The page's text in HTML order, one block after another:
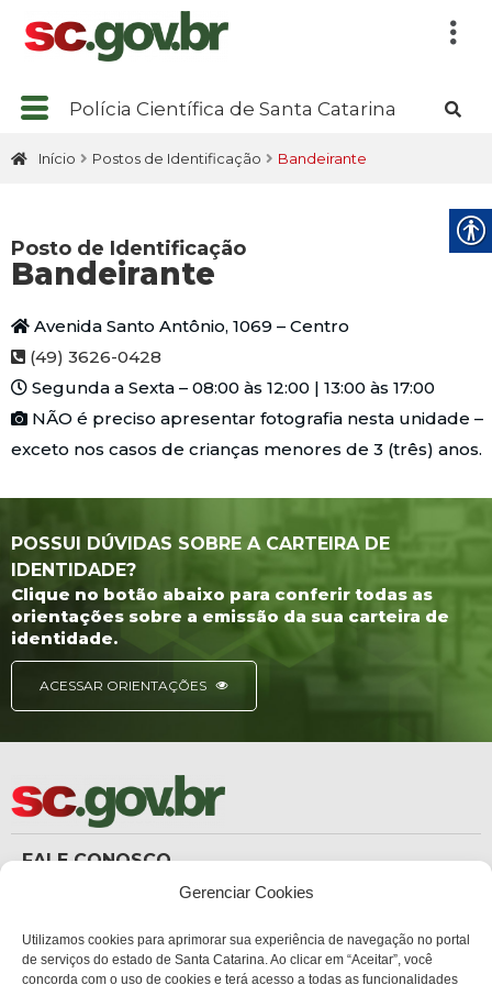
Gerenciar Cookies
Utilizamos cookies para aprimorar sua experiência de navegação no portal
de serviços do estado de Santa Catarina. Ao clicar em “Aceitar”, você
concorda com o uso de cookies e terá acesso a todas as funcionalidades
Polícia Científica de Santa Catarina
Início Postos de Identificação Bandeirante
Posto de Identificação
Bandeirante
Avenida Santo Antônio, 1069 – Centro
(49) 3626-0428
Segunda a Sexta – 08:00 às 12:00 | 13:00 às 17:00
NÃO é preciso apresentar fotografia nesta unidade –
exceto nos casos de crianças menores de 3 (três) anos.
POSSUI DÚVIDAS SOBRE A CARTEIRA DE
IDENTIDADE?
Clique no botão abaixo para conferir todas as
orientações sobre a emissão da sua carteira de
identidade.
ACESSAR ORIENTAÇÕES
FALE CONOSCO
Carteira de Identidade
Ouvidoria
ouvidoria.sc.gov.br